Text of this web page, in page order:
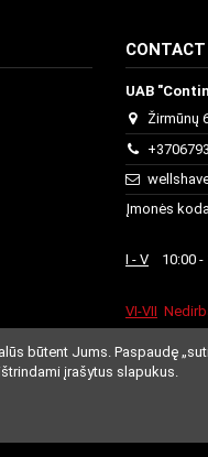
CONTACT
UAB
Žirmūnų
Įmonės
I - V 10:00 -
VI-VII
būtent Jums. Paspaudę
įrašytus slapukus.